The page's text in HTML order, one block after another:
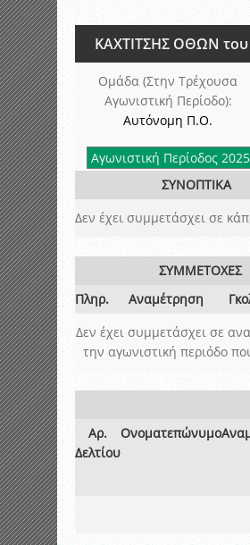
ΚΑΧΤΙΤΣΗΣ ΟΘΩΝ
Ομάδα (Στην Τρέχουσα
Αγωνιστική Περίοδο):
Αυτόνομη Π.Ο.
ΣΥΝΟΠΤΙΚΑ
Δεν έχει συμμετάσχει σε
ΣΥΜΜΕΤΟΧΕΣ
Πληρ.
Αναμέτρηση
Δεν έχει συμμετάσχει σε
την αγωνιστική περιόδο
Αρ.
Δελτίου
Ονοματεπώνυμο